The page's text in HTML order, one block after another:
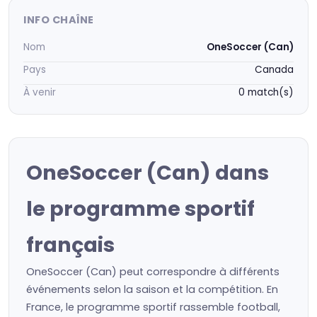
INFO CHAÎNE
Nom
OneSoccer (Can)
Pays
Canada
À venir
0 match(s)
OneSoccer (Can) dans
le programme sportif
français
OneSoccer (Can) peut correspondre à différents
événements selon la saison et la compétition. En
France, le programme sportif rassemble football,